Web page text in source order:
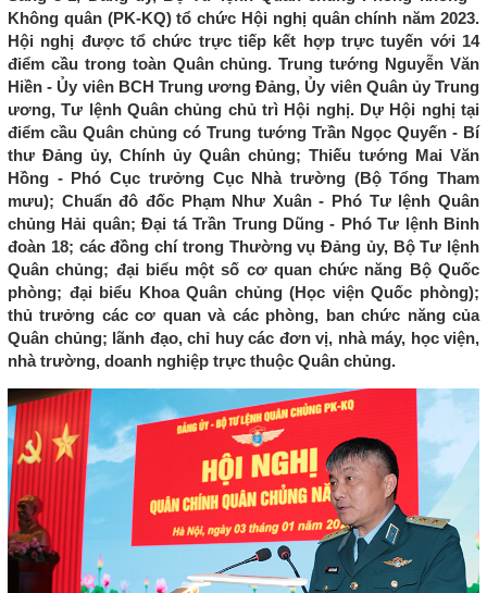
Không quân (PK-KQ) tổ chức Hội nghị quân chính năm 2023.
Hội nghị được tổ chức trực tiếp kết hợp trực tuyến với 14
điểm cầu trong toàn Quân chủng. Trung tướng Nguyễn Văn
Hiền - Ủy viên BCH Trung ương Đảng, Ủy viên Quân ủy Trung
ương, Tư lệnh Quân chủng chủ trì Hội nghị. Dự Hội nghị tại
điểm cầu Quân chủng có Trung tướng Trần Ngọc Quyến - Bí
thư Đảng ủy, Chính ủy Quân chủng; Thiếu tướng Mai Văn
Hồng - Phó Cục trưởng Cục Nhà trường (Bộ Tổng Tham
mưu); Chuẩn đô đốc Phạm Như Xuân - Phó Tư lệnh Quân
chủng Hải quân; Đại tá Trần Trung Dũng - Phó Tư lệnh Binh
đoàn 18; các đồng chí trong Thường vụ Đảng ủy, Bộ Tư lệnh
Quân chủng; đại biểu một số cơ quan chức năng Bộ Quốc
phòng; đại biểu Khoa Quân chủng (Học viện Quốc phòng);
thủ trưởng các cơ quan và các phòng, ban chức năng của
Quân chủng; lãnh đạo, chỉ huy các đơn vị, nhà máy, học viện,
nhà trường, doanh nghiệp trực thuộc Quân chủng.